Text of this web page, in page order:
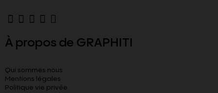
À propos de GRAPHITI
Qui sommes nous
Mentions légales
Politique vie privée